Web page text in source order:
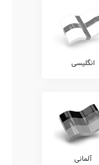
انگلیسی
آلمانی